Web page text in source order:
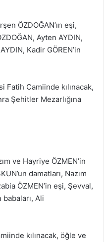
ÖZDOĞAN’ın eşi,
Ayten AYDIN,
Kadir GÖREN’in
Fatih Camiinde kılınacak,
Şehitler Mezarlığına
ve Hayriye ÖZMEN’in
damatları, Nazım
ÖZMEN’in eşi, Şevval,
babaları, Ali
kılınacak, öğle ve